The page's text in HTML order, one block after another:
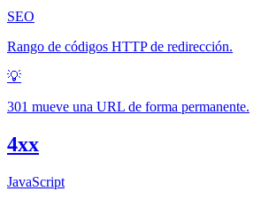
SEO
Rango de códigos HTTP de redirección.
💡
301 mueve una URL de forma permanente.
4xx
JavaScript